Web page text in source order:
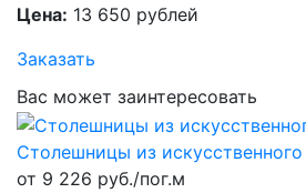
Цена: 13 650 рублей
Заказать
Вас может заинтересовать
Столешницы из
от 9 226 руб./пог.м